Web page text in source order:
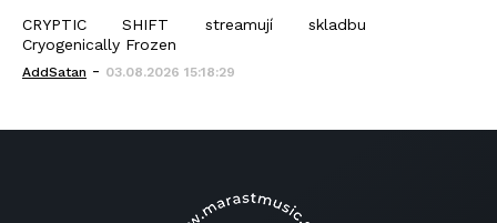
CRYPTIC SHIFT streamují skladbu
Cryogenically Frozen
AddSatan - 03.08.2026 15:18:29